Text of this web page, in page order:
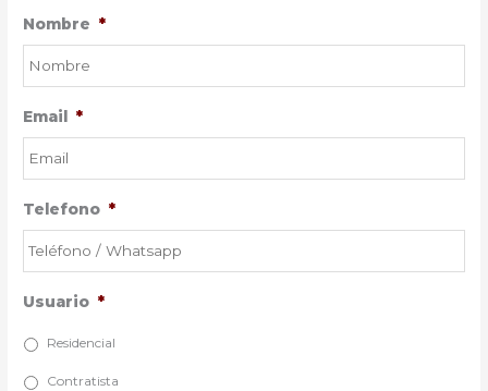
Nombre *
Email *
Telefono *
Usuario *
Residencial
Contratista